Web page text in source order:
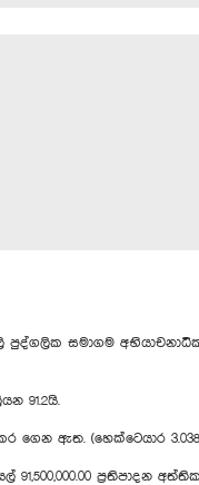
සමාගම
91.2යි.
ඇත. (හෙක්ටෙයාර
ප්‍රතිපාදන